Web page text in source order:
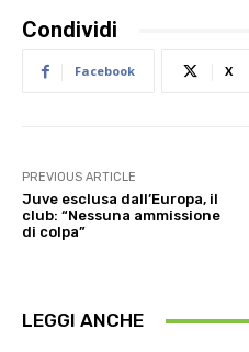
Condividi
Facebook X
PREVIOUS ARTICLE
Juve esclusa dall’Europa, il
club: “Nessuna ammissione
di colpa”
LEGGI ANCHE